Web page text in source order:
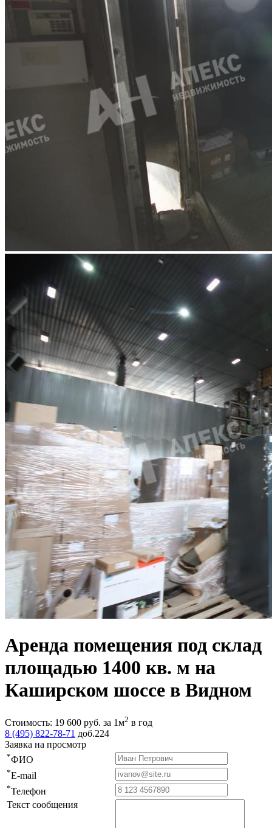
Аренда помещения под склад
площадью 1400 кв. м на
Каширском шоссе в Видном
Стоимость: 19 600 руб. за 1м2 в год
8 (495) 822-78-71 доб.224
Заявка на просмотр
*ФИО
*E-mail
*Телефон
Текст сообщения